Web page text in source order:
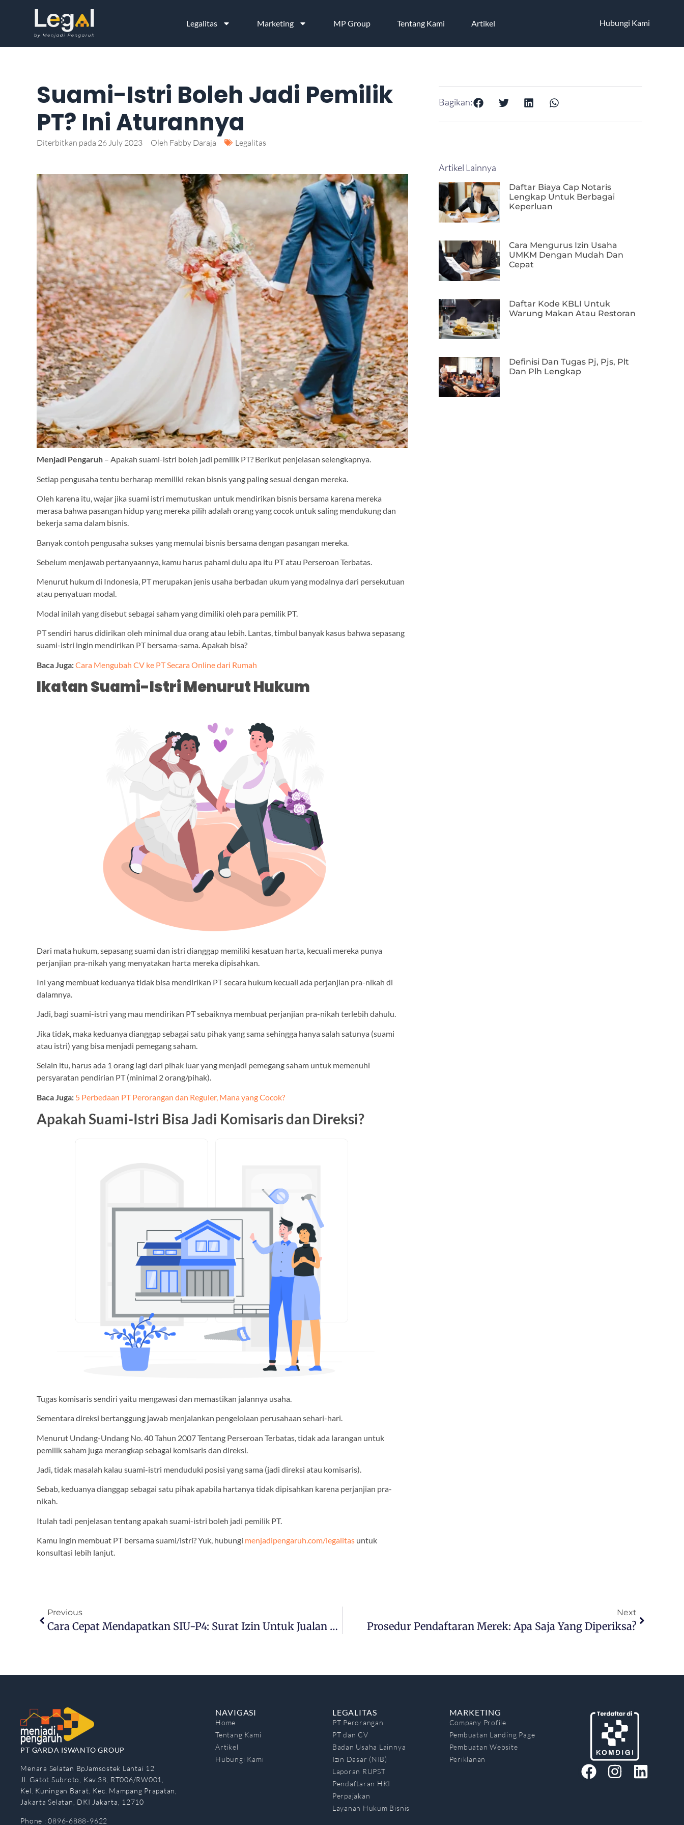
Legalitas Marketing MP Group Tentang Kami Artikel Hubungi Kami
Suami-Istri Boleh Jadi Pemilik
PT? Ini Aturannya
Diterbitkan pada 26 July 2023 Oleh Fabby Daraja Legalitas
Menjadi Pengaruh – Apakah suami-istri boleh jadi pemilik PT? Berikut penjelasan selengkapnya.
Setiap pengusaha tentu berharap memiliki rekan bisnis yang paling sesuai dengan mereka.
Oleh karena itu, wajar jika suami istri memutuskan untuk mendirikan bisnis bersama karena mereka
merasa bahwa pasangan hidup yang mereka pilih adalah orang yang cocok untuk saling mendukung dan
bekerja sama dalam bisnis.
Banyak contoh pengusaha sukses yang memulai bisnis bersama dengan pasangan mereka.
Sebelum menjawab pertanyaannya, kamu harus pahami dulu apa itu PT atau Perseroan Terbatas.
Menurut hukum di Indonesia, PT merupakan jenis usaha berbadan ukum yang modalnya dari persekutuan
atau penyatuan modal.
Modal inilah yang disebut sebagai saham yang dimiliki oleh para pemilik PT.
PT sendiri harus didirikan oleh minimal dua orang atau lebih. Lantas, timbul banyak kasus bahwa sepasang
suami-istri ingin mendirikan PT bersama-sama. Apakah bisa?
Baca Juga:Cara Mengubah CV ke PT Secara Online dari Rumah
Ikatan Suami-Istri Menurut Hukum
Dari mata hukum, sepasang suami dan istri dianggap memiliki kesatuan harta, kecuali mereka punya
perjanjian pra-nikah yang menyatakan harta mereka dipisahkan.
Ini yang membuat keduanya tidak bisa mendirikan PT secara hukum kecuali ada perjanjian pra-nikah di
dalamnya.
Jadi, bagi suami-istri yang mau mendirikan PT sebaiknya membuat perjanjian pra-nikah terlebih dahulu.
Jika tidak, maka keduanya dianggap sebagai satu pihak yang sama sehingga hanya salah satunya (suami
atau istri) yang bisa menjadi pemegang saham.
Selain itu, harus ada 1 orang lagi dari pihak luar yang menjadi pemegang saham untuk memenuhi
persyaratan pendirian PT (minimal 2 orang/pihak).
Baca Juga: 5 Perbedaan PT Perorangan dan Reguler, Mana yang Cocok?
Apakah Suami-Istri Bisa Jadi Komisaris dan Direksi?
Tugas komisaris sendiri yaitu mengawasi dan memastikan jalannya usaha.
Sementara direksi bertanggung jawab menjalankan pengelolaan perusahaan sehari-hari.
Menurut Undang-Undang No. 40 Tahun 2007 Tentang Perseroan Terbatas, tidak ada larangan untuk
pemilik saham juga merangkap sebagai komisaris dan direksi.
Jadi, tidak masalah kalau suami-istri menduduki posisi yang sama (jadi direksi atau komisaris).
Sebab, keduanya dianggap sebagai satu pihak apabila hartanya tidak dipisahkan karena perjanjian pra-
nikah.
Itulah tadi penjelasan tentang apakah suami-istri boleh jadi pemilik PT.
Kamu ingin membuat PT bersama suami/istri? Yuk, hubungi menjadipengaruh.com/legalitas untuk
konsultasi lebih lanjut.
Bagikan:
Artikel Lainnya
Daftar Biaya Cap Notaris
Lengkap Untuk Berbagai
Keperluan
Cara Mengurus Izin Usaha
UMKM Dengan Mudah Dan
Cepat
Daftar Kode KBLI Untuk
Warung Makan Atau Restoran
Definisi Dan Tugas Pj, Pjs, Plt
Dan Plh Lengkap
Previous
Cara Cepat Mendapatkan SIU-P4: Surat Izin Untuk Jualan Properti
Next
Prosedur Pendaftaran Merek: Apa Saja Yang Diperiksa?
PT GARDA ISWANTO GROUP
Menara Selatan BpJamsostek Lantai 12
Jl. Gatot Subroto, Kav.38, RT006/RW001,
Kel. Kuningan Barat, Kec. Mampang Prapatan,
Jakarta Selatan, DKI Jakarta, 12710
Phone : 0896-6888-9622
NAVIGASI
Home
Tentang Kami
Artikel
Hubungi Kami
LEGALITAS
PT Perorangan
PT dan CV
Badan Usaha Lainnya
Izin Dasar (NIB)
Laporan RUPST
Pendaftaran HKI
Perpajakan
Layanan Hukum Bisnis
MARKETING
Company Profile
Pembuatan Landing Page
Pembuatan Website
Periklanan